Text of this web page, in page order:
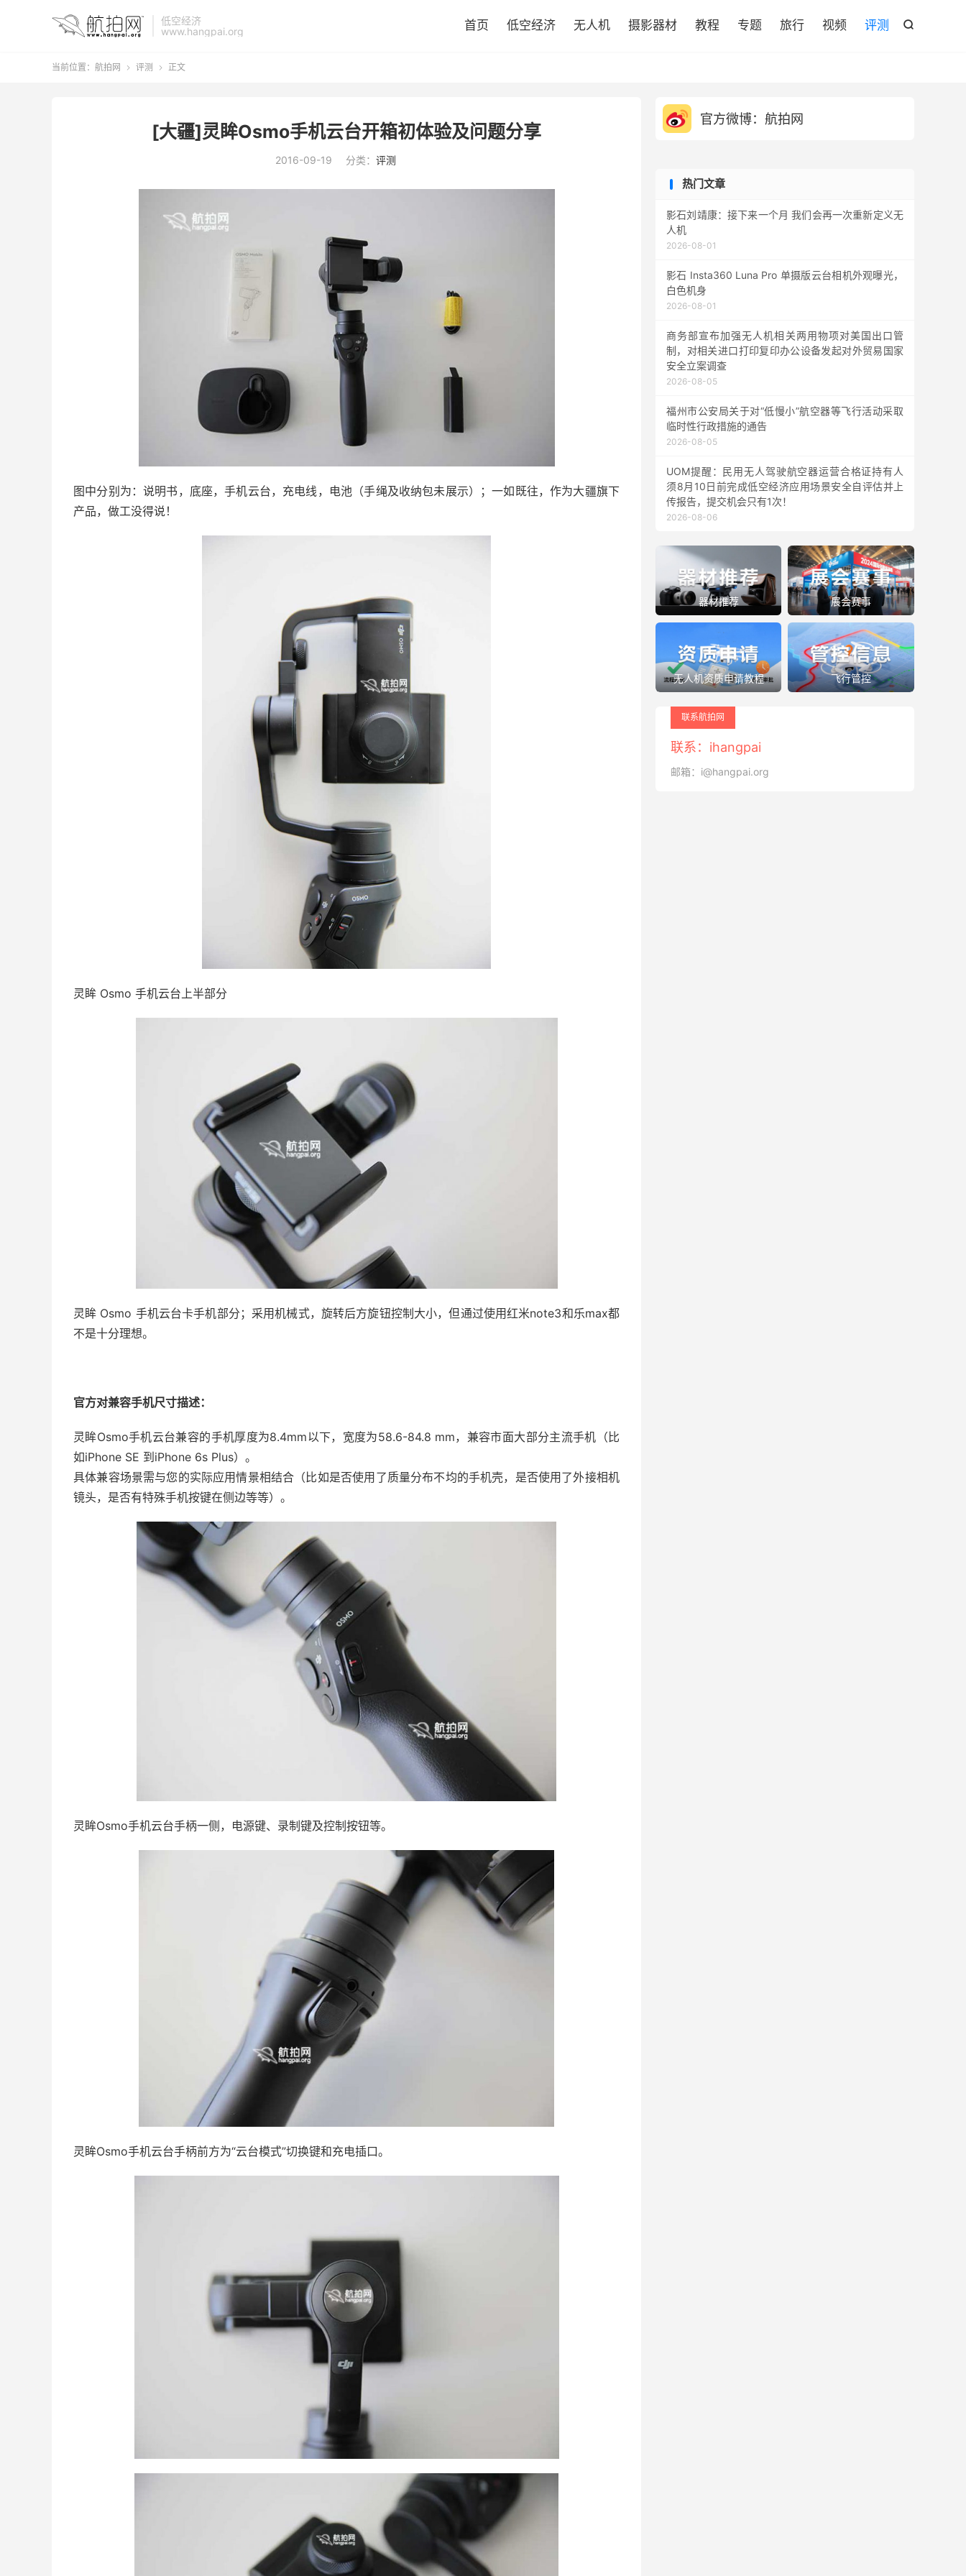
低空经济
www.hangpai.org

首页 低空经济 无人机 摄影器材 教程 专题 旅行 视频 评测
当前位置： 航拍网  评测  正文
[大疆]灵眸Osmo手机云台开箱初体验及问题分享
2016-09-19 分类： 评测
图中分别为：说明书，底座，手机云台，充电线，电池（手绳及收纳包未展示）；一如既往，作为大疆旗下
产品，做工没得说！
灵眸 Osmo 手机云台上半部分
灵眸 Osmo 手机云台卡手机部分；采用机械式，旋转后方旋钮控制大小，但通过使用红米note3和乐max都
不是十分理想。
官方对兼容手机尺寸描述：
灵眸Osmo手机云台兼容的手机厚度为8.4mm以下，宽度为58.6-84.8 mm，兼容市面大部分主流手机（比
如iPhone SE 到iPhone 6s Plus）。
具体兼容场景需与您的实际应用情景相结合（比如是否使用了质量分布不均的手机壳，是否使用了外接相机
镜头，是否有特殊手机按键在侧边等等）。
灵眸Osmo手机云台手柄一侧，电源键、录制键及控制按钮等。
灵眸Osmo手机云台手柄前方为“云台模式”切换键和充电插口。
官方微博：航拍网
热门文章
影石刘靖康：接下来一个月 我们会再一次重新定义无
人机
2026-08-01
影石 Insta360 Luna Pro 单摄版云台相机外观曝光，
白色机身
2026-08-01
商务部宣布加强无人机相关两用物项对美国出口管
制，对相关进口打印复印办公设备发起对外贸易国家
安全立案调查
2026-08-05
福州市公安局关于对“低慢小”航空器等飞行活动采取
临时性行政措施的通告
2026-08-05
UOM提醒：民用无人驾驶航空器运营合格证持有人
须8月10日前完成低空经济应用场景安全自评估并上
传报告，提交机会只有1次！
2026-08-06
器材推荐 展会赛事
无人机资质申请教程 飞行管控
联系航拍网
联系：ihangpai
邮箱：i@hangpai.org